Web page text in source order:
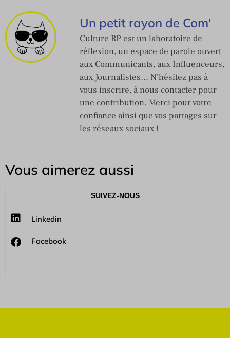
Un petit rayon de Com'
Culture RP est un laboratoire de
réflexion, un espace de parole ouvert
aux Communicants, aux Influenceurs,
aux Journalistes… N’hésitez pas à
vous inscrire, à nous contacter pour
une contribution. Merci pour votre
confiance ainsi que vos partages sur
les réseaux sociaux !
Vous aimerez aussi
SUIVEZ-NOUS
Linkedin
Facebook